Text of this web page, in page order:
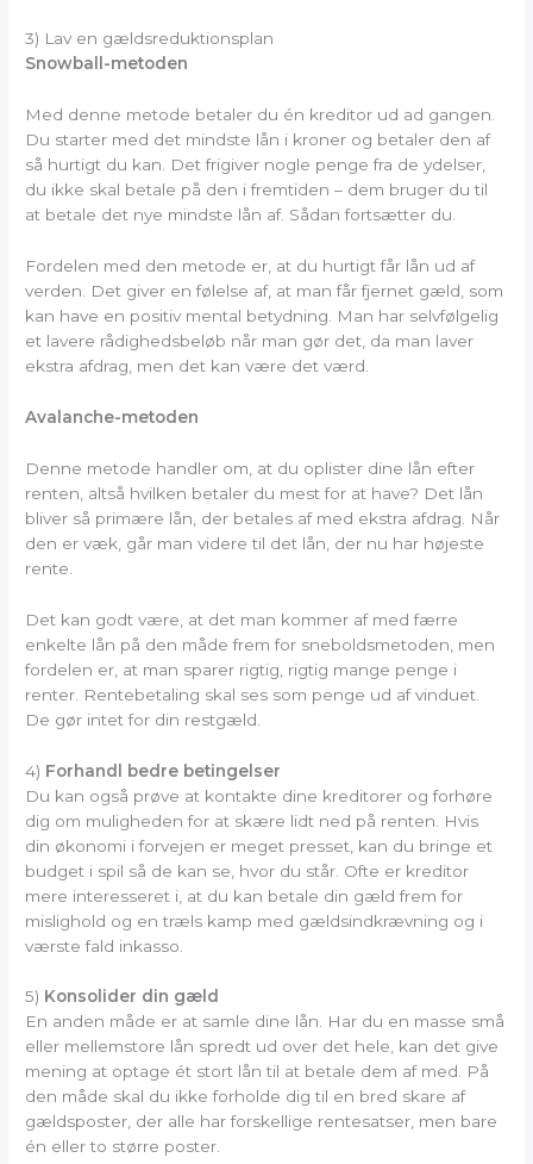
3) Lav en gældsreduktionsplan
Snowball-metoden
Med denne metode betaler du én kreditor ud ad gangen.
Du starter med det mindste lån i kroner og betaler den af
så hurtigt du kan. Det frigiver nogle penge fra de ydelser,
du ikke skal betale på den i fremtiden – dem bruger du til
at betale det nye mindste lån af. Sådan fortsætter du.
Fordelen med den metode er, at du hurtigt får lån ud af
verden. Det giver en følelse af, at man får fjernet gæld, som
kan have en positiv mental betydning. Man har selvfølgelig
et lavere rådighedsbeløb når man gør det, da man laver
ekstra afdrag, men det kan være det værd.
Avalanche-metoden
Denne metode handler om, at du oplister dine lån efter
renten, altså hvilken betaler du mest for at have? Det lån
bliver så primære lån, der betales af med ekstra afdrag. Når
den er væk, går man videre til det lån, der nu har højeste
rente.
Det kan godt være, at det man kommer af med færre
enkelte lån på den måde frem for sneboldsmetoden, men
fordelen er, at man sparer rigtig, rigtig mange penge i
renter. Rentebetaling skal ses som penge ud af vinduet.
De gør intet for din restgæld.
4) Forhandl bedre betingelser
Du kan også prøve at kontakte dine kreditorer og forhøre
dig om muligheden for at skære lidt ned på renten. Hvis
din økonomi i forvejen er meget presset, kan du bringe et
budget i spil så de kan se, hvor du står. Ofte er kreditor
mere interesseret i, at du kan betale din gæld frem for
mislighold og en træls kamp med gældsindkrævning og i
værste fald inkasso.
5) Konsolider din gæld
En anden måde er at samle dine lån. Har du en masse små
eller mellemstore lån spredt ud over det hele, kan det give
mening at optage ét stort lån til at betale dem af med. På
den måde skal du ikke forholde dig til en bred skare af
gældsposter, der alle har forskellige rentesatser, men bare
én eller to større poster.